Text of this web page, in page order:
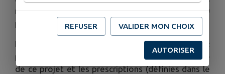
retenu à l’échelle du territoire pour les 20
prochaines années.
Les élus vous proposent un deuxième rendez
pour vous présenter la traduction réglementaire
de ce projet et les prescriptions (définies dans le
REFUSER VALIDER MON CHOIX
AUTORISER